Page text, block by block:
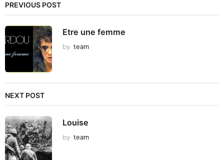
PREVIOUS POST
Etre une femme
by team
NEXT POST
Louise
by team